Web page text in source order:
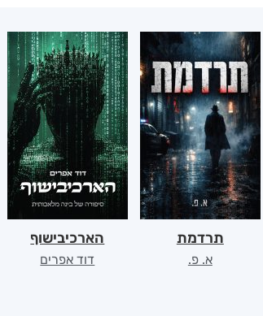
תרדמת
א. פ.
הארכיבישוף
דוד אפרים